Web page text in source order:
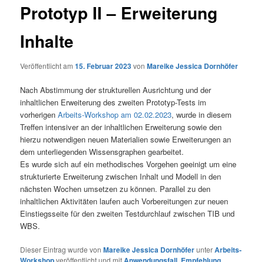
Prototyp II – Erweiterung
Inhalte
Veröffentlicht am15. Februar 2023vonMareike Jessica Dornhöfer
Nach Abstimmung der strukturellen Ausrichtung und der
inhaltlichen Erweiterung des zweiten Prototyp-Tests im
vorherigenArbeits-Workshop am 02.02.2023, wurde in diesem
Treffen intensiver an der inhaltlichen Erweiterung sowie den
hierzu notwendigen neuen Materialien sowie Erweiterungen an
dem unterliegenden Wissensgraphen gearbeitet.
Es wurde sich auf ein methodisches Vorgehen geeinigt um eine
strukturierte Erweiterung zwischen Inhalt und Modell in den
nächsten Wochen umsetzen zu können. Parallel zu den
inhaltlichen Aktivitäten laufen auch Vorbereitungen zur neuen
Einstiegsseite für den zweiten Testdurchlauf zwischen TIB und
WBS.
Dieser Eintrag wurde vonMareike Jessica DornhöferunterArbeits-
veröffentlicht und mit , ,